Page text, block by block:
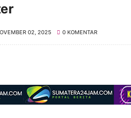
02, 2025 0 KOMENTAR